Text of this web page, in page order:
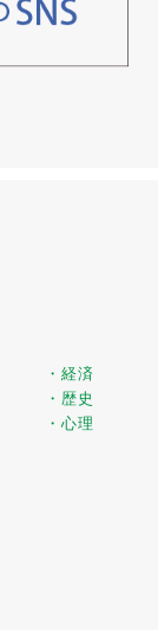
・経済
・歴史
・心理